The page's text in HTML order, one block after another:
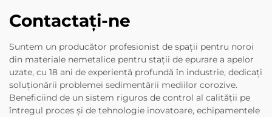
Contactați-ne
Suntem un producător profesionist de spații pentru noroi
din materiale nemetalice pentru stații de epurare a apelor
uzate, cu 18 ani de experiență profundă în industrie, dedicați
soluționării problemei sedimentării mediilor corozive.
Beneficiind de un sistem riguros de control al calității pe
întregul proces și de tehnologie inovatoare, echipamentele